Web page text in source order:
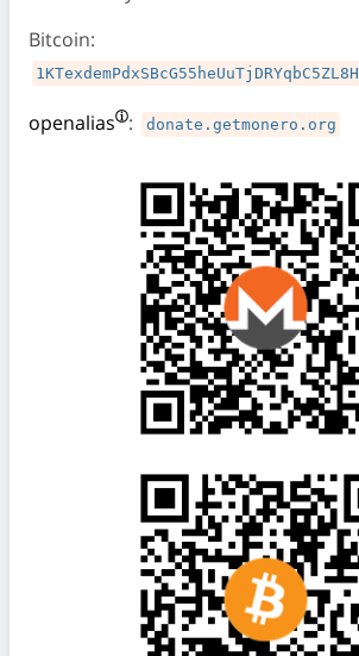
Bitcoin:
1KTexdemPdxSBcG55heUuTjDRYqbC5ZL8H
openalias : donate.getmonero.org